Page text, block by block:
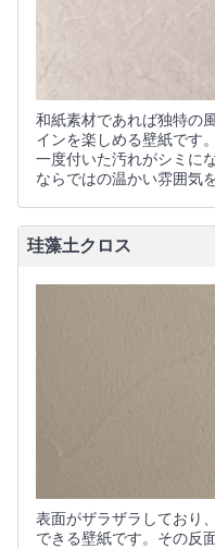
和紙素材であれば独特の
インを楽しめる壁紙です
一度付いた汚れがシミに
ならではの温かい雰囲気
珪藻土クロス
表面がザラザラしており
できる壁紙です。その反